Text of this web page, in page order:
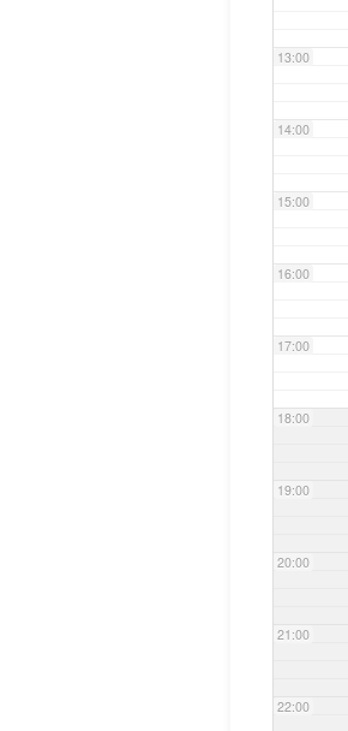
13:00
14:00
15:00
16:00
17:00
18:00
19:00
20:00
21:00
22:00